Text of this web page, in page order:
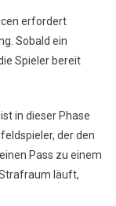
erfordert
Sobald ein
Spieler bereit
in dieser Phase
der den
Pass zu einem
läuft,